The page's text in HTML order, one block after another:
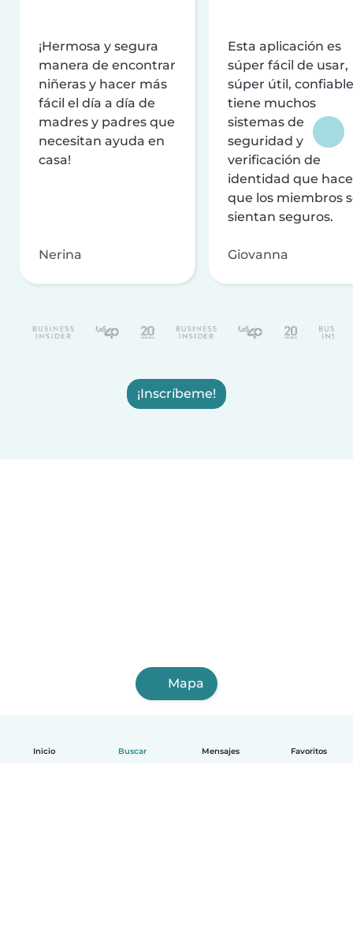
Inicio Buscar Mensajes Favoritos
¡Hermosa y segura
manera de encontrar
niñeras y hacer más
fácil el día a día de
madres y padres que
necesitan ayuda en
casa!
Nerina
Esta aplicación es
súper fácil de usar,
súper útil,
tiene muchos
sistemas de
seguridad y
verificación de
identidad que
que los miembros
sientan seguros.
Giovanna
¡Inscríbeme!
Mapa